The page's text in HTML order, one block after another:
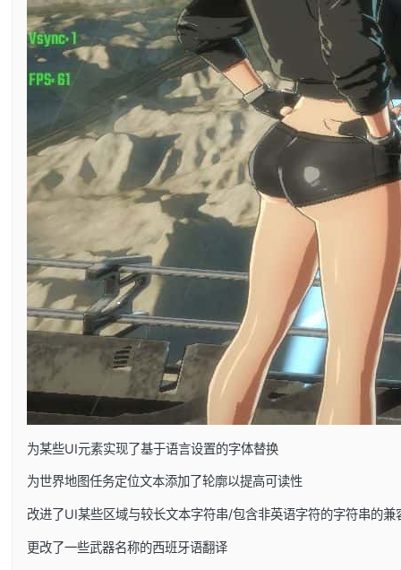
为某些UI元素实现了基于语言设置的字体替换
为世界地图任务定位文本添加了轮廓以提高可读性
改进了UI某些区域与较长文本字符串/包含非英语字符的字符串的兼
更改了一些武器名称的西班牙语翻译